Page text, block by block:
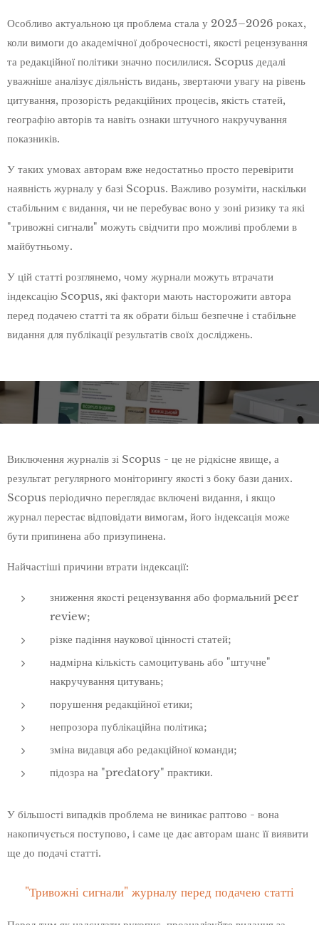
Особливо актуальною ця проблема стала у 2025–2026 роках,
коли вимоги до академічної доброчесності, якості рецензування
та редакційної політики значно посилилися. Scopus дедалі
уважніше аналізує діяльність видань, звертаючи увагу на рівень
цитування, прозорість редакційних процесів, якість статей,
географію авторів та навіть ознаки штучного накручування
показників.
У таких умовах авторам вже недостатньо просто перевірити
наявність журналу у базі Scopus. Важливо розуміти, наскільки
стабільним є видання, чи не перебуває воно у зоні ризику та які
"тривожні сигнали" можуть свідчити про можливі проблеми в
майбутньому.
У цій статті розглянемо, чому журнали можуть втрачати
індексацію Scopus, які фактори мають насторожити автора
перед подачею статті та як обрати більш безпечне і стабільне
видання для публікації результатів своїх досліджень.
Виключення журналів зі Scopus - це не рідкісне явище, а
результат регулярного моніторингу якості з боку бази даних.
Scopus періодично переглядає включені видання, і якщо
журнал перестає відповідати вимогам, його індексація може
бути припинена або призупинена.
Найчастіші причини втрати індексації:
зниження якості рецензування або формальний peer
review;
різке падіння наукової цінності статей;
надмірна кількість самоцитувань або "штучне"
накручування цитувань;
порушення редакційної етики;
непрозора публікаційна політика;
зміна видавця або редакційної команди;
підозра на "predatory" практики.
У більшості випадків проблема не виникає раптово - вона
накопичується поступово, і саме це дає авторам шанс її виявити
ще до подачі статті.
"Тривожні сигнали" журналу перед подачею статті